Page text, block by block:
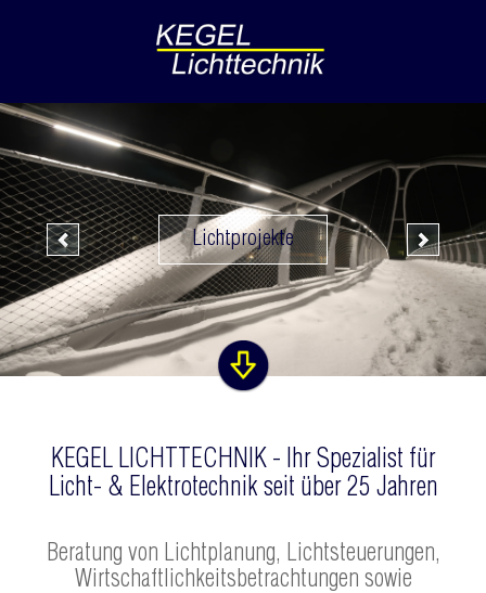
Lichtprojekte
KEGEL LICHTTECHNIK - Ihr Spezialist für
Licht- & Elektrotechnik seit über 25 Jahren
Beratung von Lichtplanung, Lichtsteuerungen,
Wirtschaftlichkeitsbetrachtungen sowie